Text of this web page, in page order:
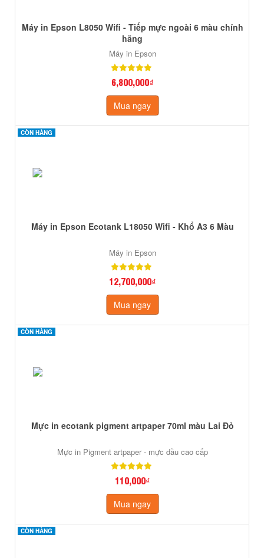
Máy in Epson L8050 Wifi - Tiếp mực ngoài 6 màu chính
hãng
Máy in Epson
6,800,000₫
Mua ngay
CÒN HÀNG
CÒN HÀNG
Máy in Epson Ecotank L18050 Wifi - Khổ A3 6 Màu
Máy in Epson
12,700,000₫
Mua ngay
CÒN HÀNG
CÒN HÀNG
Mực in ecotank pigment artpaper 70ml màu Lai Đỏ
Mực in Pigment artpaper - mực dầu cao cấp
110,000₫
Mua ngay
CÒN HÀNG
CÒN HÀNG